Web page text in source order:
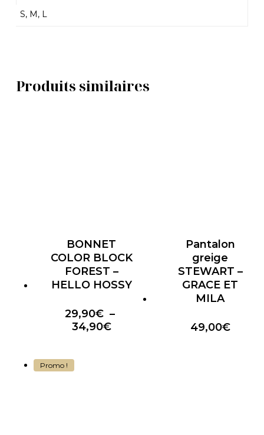
S, M, L
Produits similaires
BONNET
COLOR BLOCK
FOREST –
HELLO HOSSY
29,90€ –
34,90€Plage
Pantalon
greige
STEWART –
GRACE ET
MILA
49,00€
Promo !